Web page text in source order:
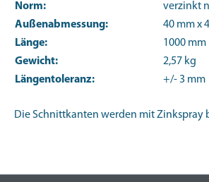
Norm:
verzinkt
Außenabmessung:
40 mm x
Länge:
1000 mm
Gewicht:
2,57 kg
Längentoleranz:
+/- 3 mm
Die Schnittkanten werden mit Zinkspray